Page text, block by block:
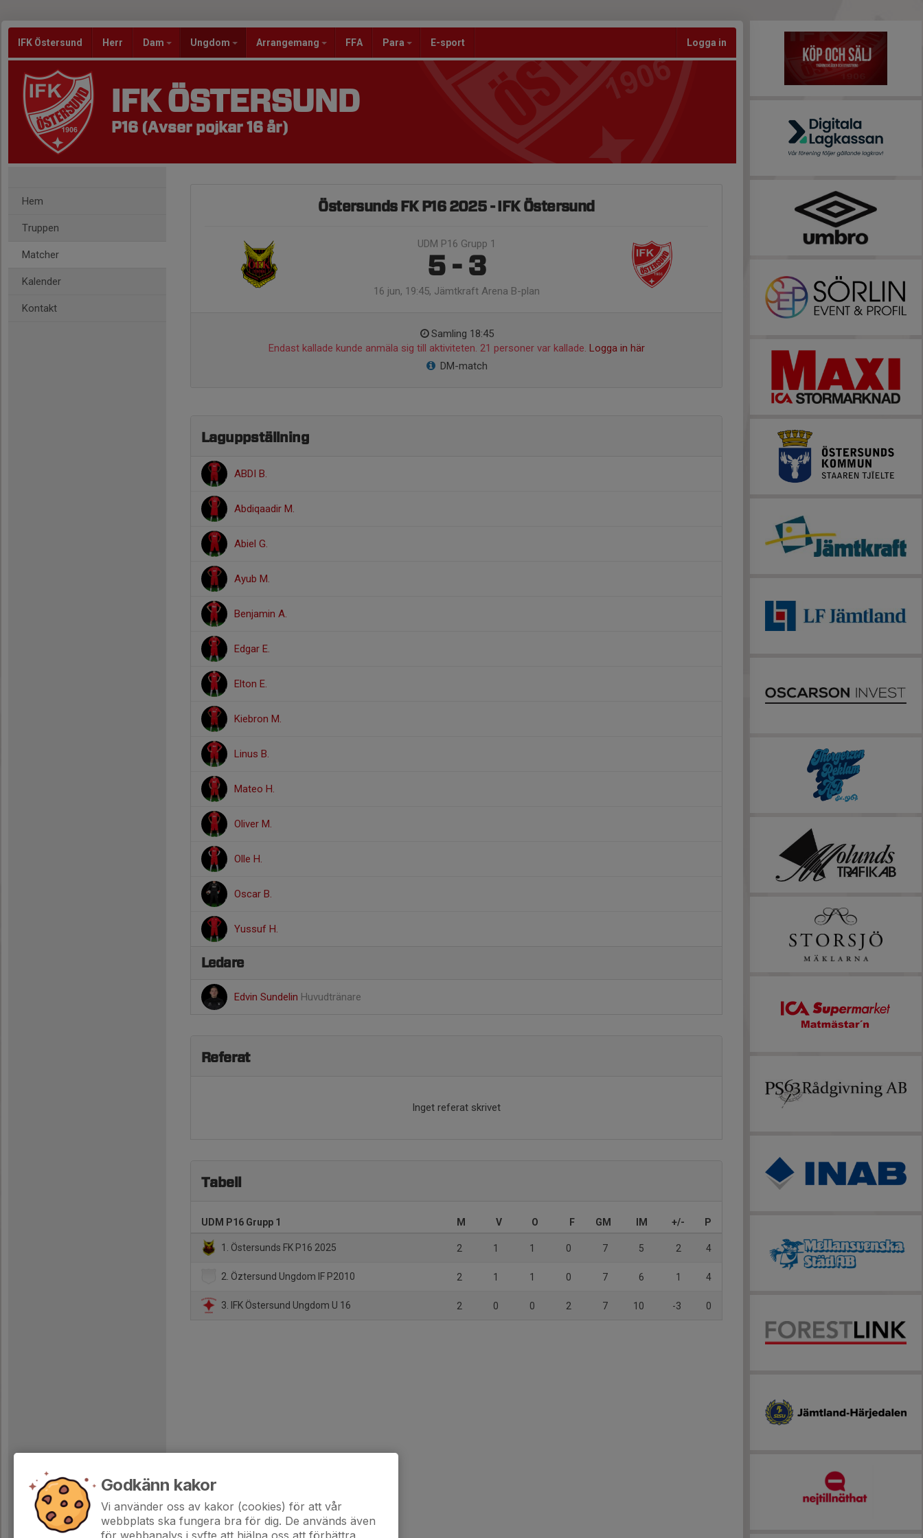
IFK Östersund Herr Dam Ungdom Arrangemang FFA Para E-sport Logga in
IFK ÖSTERSUND
P16 (Avser pojkar 16 år)
Hem
Truppen
Matcher
Kalender
Kontakt
Östersunds FK P16 2025 - IFK Östersund
UDM P16 Grupp 1
5 - 3
16 jun, 19:45, Jämtkraft Arena B-plan
Samling 18:45
Endast kallade kunde anmäla sig till aktiviteten. 21 personer var kallade. Logga in här
DM-match
Laguppställning
ABDI B.
Abdiqaadir M.
Abiel G.
Ayub M.
Benjamin A.
Edgar E.
Elton E.
Kiebron M.
Linus B.
Mateo H.
Oliver M.
Olle H.
Oscar B.
Yussuf H.
Ledare
Edvin Sundelin Huvudtränare
Referat
Inget referat skrivet
Tabell
UDM P16 Grupp 1 M V O F GM IM +/- P
1. Östersunds FK P16 2025 2 1 1 0 7 5 2 4
2. Öztersund Ungdom IF P2010 2 1 1 0 7 6 1 4
3. IFK Östersund Ungdom U 16 2 0 0 2 7 10 -3 0
Godkänn kakor
Vi använder oss av kakor (cookies) för att vår
webbplats ska fungera bra för dig. De används även
för webbanalys i syfte att hjälpa oss att förbättra